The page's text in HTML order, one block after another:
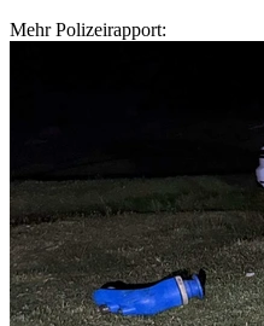
Mehr Polizeirapport: